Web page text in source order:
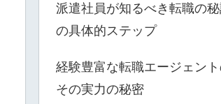
派遣社員が知るべき転職の
の具体的ステップ
経験豊富な転職エージェン
その実力の秘密